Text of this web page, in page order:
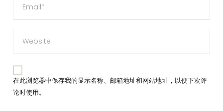
在此浏览器中保存我的显示名称、邮箱地址和网站地址，以便下次评
论时使用。